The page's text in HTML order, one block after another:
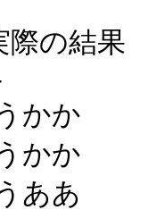
際の結果
かか
かか
ああ